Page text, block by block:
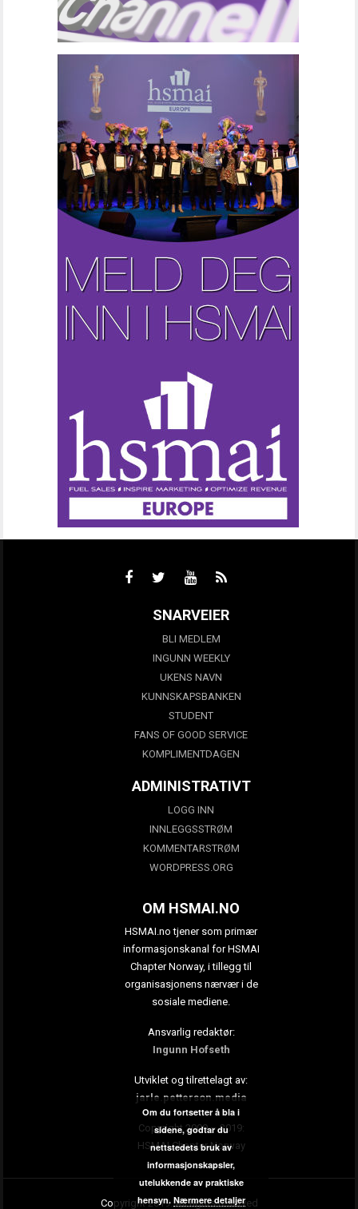
SNARVEIER
BLI MEDLEM
INGUNN WEEKLY
UKENS NAVN
KUNNSKAPSBANKEN
STUDENT
FANS OF GOOD SERVICE
KOMPLIMENTDAGEN
ADMINISTRATIVT
LOGG INN
INNLEGGSSTRØM
KOMMENTARSTRØM
WORDPRESS.ORG
OM HSMAI.NO
HSMAI.no tjener som primær
informasjonskanal for HSMAI
Chapter Norway, i tillegg til
organisasjonens nærvær i de
sosiale mediene.
Ansvarlig redaktør:
Ingunn Hofseth
Utviklet og tilrettelagt av:
jarle.petterson.media
Copyright 2009 – 2019:
HSMAI Chapter Norway
Copyright 2019. All rights reserved
Om du fortsetter å bla i
sidene, godtar du
nettstedets bruk av
informasjonskapsler,
utelukkende av praktiske
hensyn. Nærmere detaljer